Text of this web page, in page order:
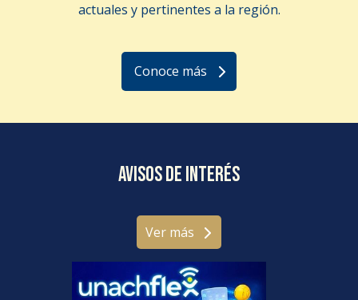
actuales y pertinentes a la región.
Conoce más
Avisos de interés
Ver más